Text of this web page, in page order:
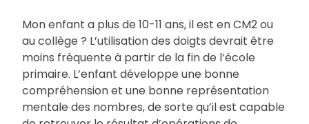
Mon enfant a plus de 10-11 ans, il est en CM2 ou
au collège ? L’utilisation des doigts devrait être
moins fréquente à partir de la fin de l’école
primaire. L’enfant développe une bonne
compréhension et une bonne représentation
mentale des nombres, de sorte qu’il est capable